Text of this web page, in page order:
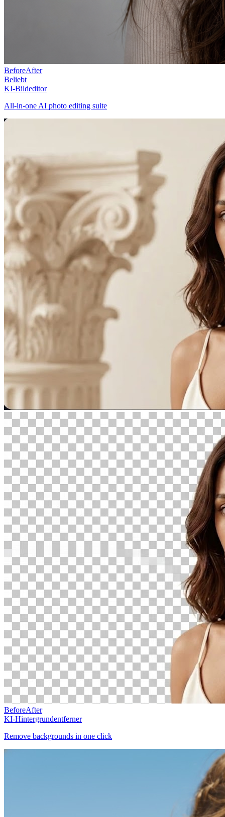
BeforeAfter
Beliebt
KI-Bildeditor
All-in-one AI photo editing suite
BeforeAfter
KI-Hintergrundentferner
Remove backgrounds in one click